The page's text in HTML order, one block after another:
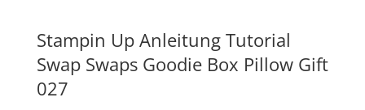
Stampin Up Anleitung Tutorial
Swap Swaps Goodie Box Pillow Gift
027